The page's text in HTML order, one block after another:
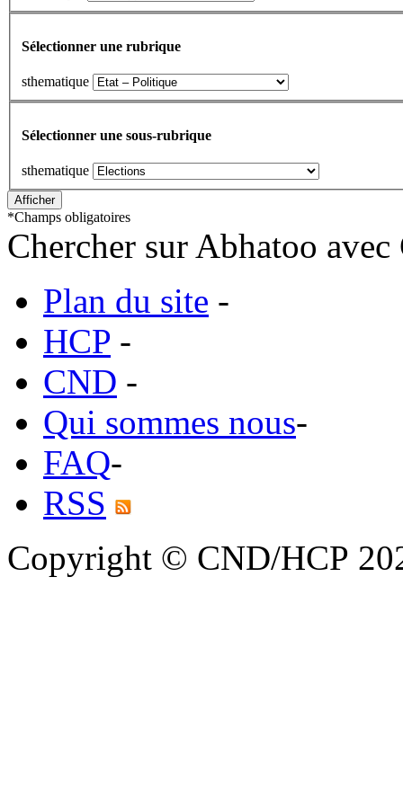
Sélectionner une rubrique
sthematique
Sélectionner une sous-rubrique
sthematique
*Champs obligatoires
Chercher sur Abhatoo
Plan du site -
HCP -
CND -
Qui sommes nous-
FAQ-
RSS
Copyright © CND/HCP